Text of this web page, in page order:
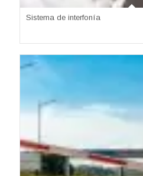
Sistema de interfonía